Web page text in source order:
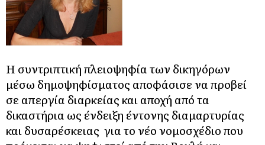
H συντριπτική πλειοψηφία των δικηγόρων
μέσω δημοψηφίσματος αποφάσισε να προβεί
σε απεργία διαρκείας και αποχή από τα
δικαστήρια ως ένδειξη έντονης διαμαρτυρίας
και δυσαρέσκειας για το νέο νομοσχέδιο που